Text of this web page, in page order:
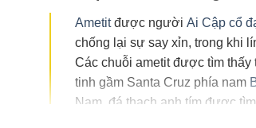
Ametitđược người Ai Cập cổ
chống lại sự say xỉn, trong khi
Các chuỗi ametit được tìm thấy
tinh gầm Santa Cruz phía nam
Nam, đá thạch anh tím được